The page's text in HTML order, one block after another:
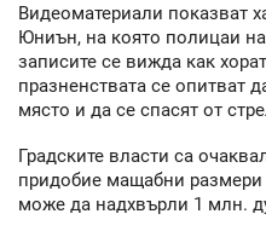
Видеоматериали показват
Юниън, на която полицаи
записите се вижда как
празненствата се опитват
място и да се спасят от
Градските власти са
придобие мащабни
може да надхвърли 1 млн.